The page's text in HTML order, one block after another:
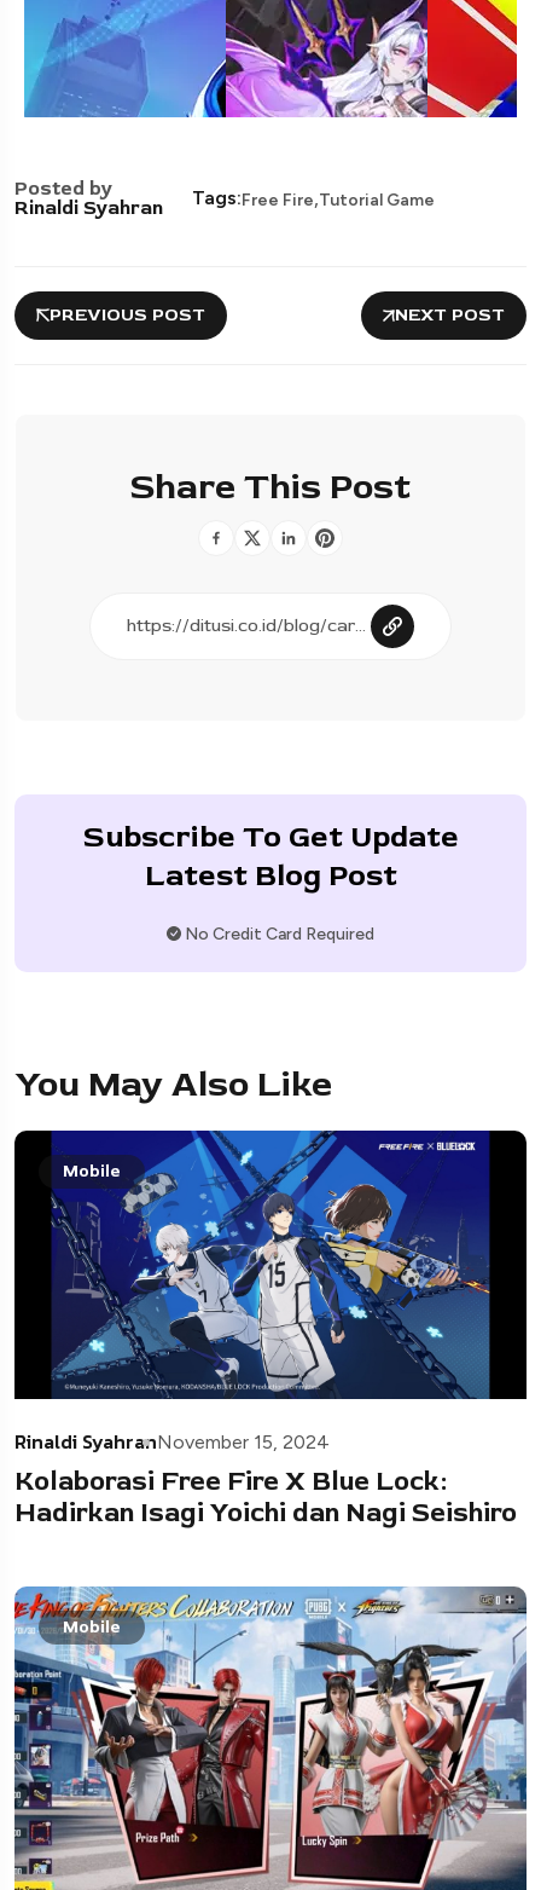
Posted by
Rinaldi Syahran
Tags:Free Fire,Tutorial Game
PREVIOUS POST NEXT POST
Share This Post
Subscribe To Get Update
Latest Blog Post
No Credit Card Required
You May Also Like
Mobile
Rinaldi SyahranNovember 15, 2024
Kolaborasi Free Fire X Blue Lock:
Hadirkan Isagi Yoichi dan Nagi Seishiro
Mobile